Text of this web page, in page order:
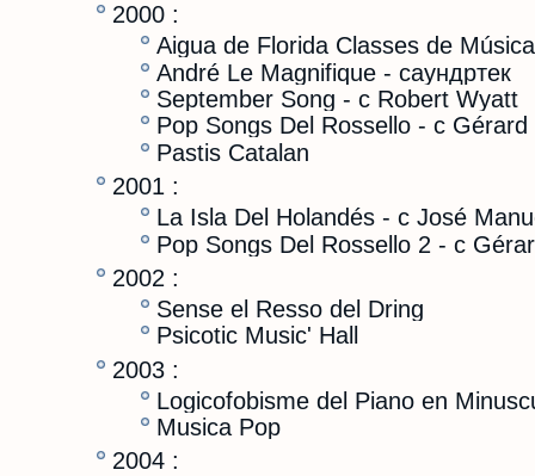
2000 :
Aigua de Florida Classes de
André Le Magnifique - саундртек
September Song - с Robert Wyatt
Pop Songs Del Rossello - с
Pastis Catalan
2001 :
La Isla Del Holandés - с José
Pop Songs Del Rossello 2 - с
2002 :
Sense el Resso del Dring
Psicotic Music' Hall
2003 :
Logicofobisme del Piano en
Musica Pop
2004 :